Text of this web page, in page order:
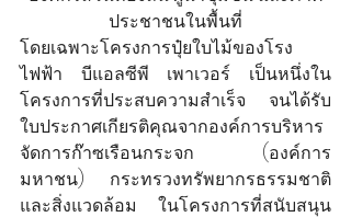
ประชาชนในพื้นที่
โดยเฉพาะโครงการปุ๋ยใบไม้ของโรง
ไฟฟ้า บีแอลซีพี เพาเวอร์ เป็นหนึ่งใน
โครงการที่ประสบความสำเร็จ จนได้รับ
ใบประกาศเกียรติคุณจากองค์การบริหาร
จัดการก๊าซเรือนกระจก (องค์การ
มหาชน) กระทรวงทรัพยากรธรรมชาติ
และสิ่งแวดล้อม ในโครงการที่สนับสนุน